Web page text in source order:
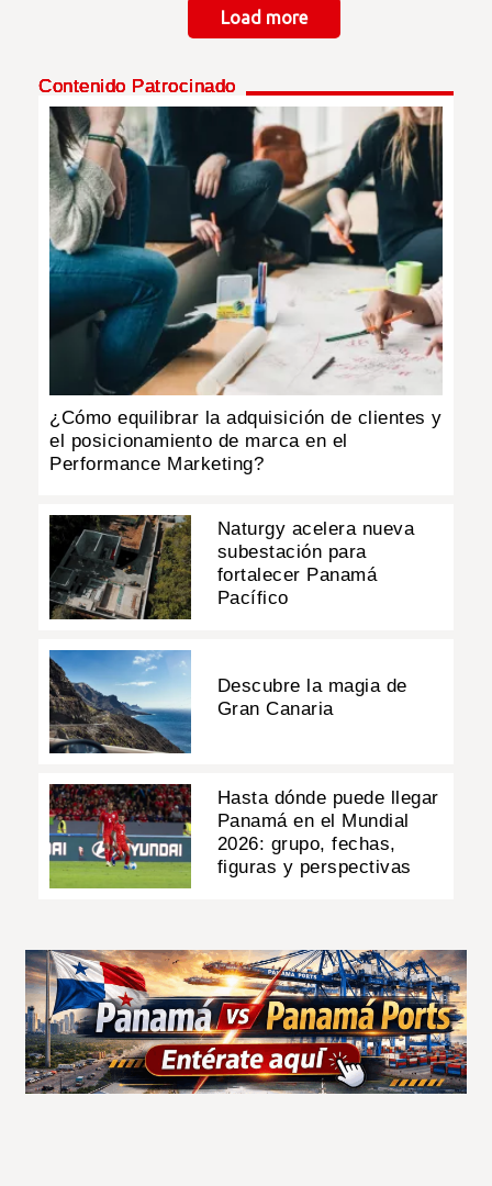
Load more
Contenido Patrocinado
¿Cómo equilibrar la adquisición de clientes y
el posicionamiento de marca en el
Performance Marketing?
Naturgy acelera nueva
subestación para
fortalecer Panamá
Pacífico
Descubre la magia de
Gran Canaria
Hasta dónde puede llegar
Panamá en el Mundial
2026: grupo, fechas,
figuras y perspectivas